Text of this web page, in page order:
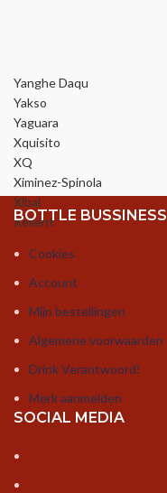
Yanghe Daqu
Yakso
Yaguara
Xquisito
XQ
Ximinez-Spinola
Xibal
Xellent
BOTTLE BUSSINESS
Cookies
Account
Mijn bestellingen
Algemene voorwaarden
Drink Verantwoord!
Merk aanmelden
SOCIAL MEDIA